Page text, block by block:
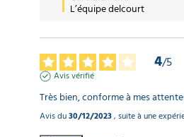
L’équipe delcourt
4/5
Avis vérifié
Très bien, conforme à mes
Avis du30/12/2023, suite à une